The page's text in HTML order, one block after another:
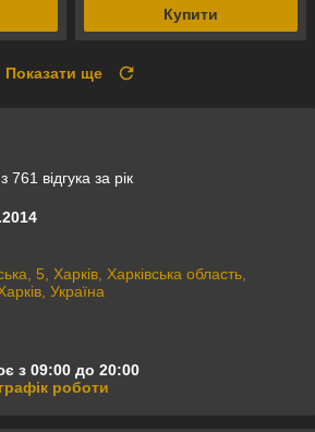
Купити
Показати ще
761 відгука за рік
5, Харків, Харківська область,
Україна
з 09:00 до 20:00
роботи